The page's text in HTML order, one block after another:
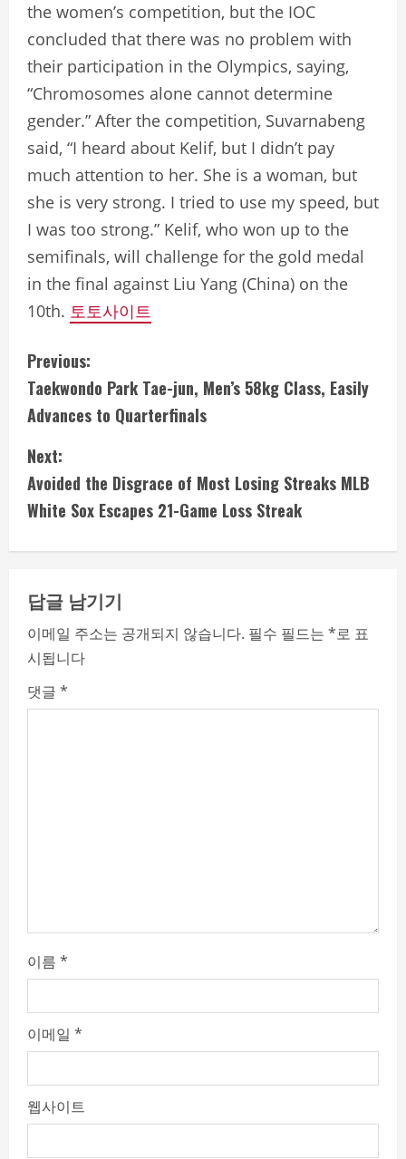
the women’s competition, but the IOC
concluded that there was no problem with
their participation in the Olympics, saying,
“Chromosomes alone cannot determine
gender.” After the competition, Suvarnabeng
said, “I heard about Kelif, but I didn’t pay
much attention to her. She is a woman, but
she is very strong. I tried to use my speed, but
I was too strong.” Kelif, who won up to the
semifinals, will challenge for the gold medal
in the final against Liu Yang (China) on the
10th. 토토사이트
C
o
n
t
i
n
u
e
R
e
Previous:
Taekwondo Park Tae-jun, Men’s 58kg Class, Easily
Advances to Quarterfinals
Next:
Avoided the Disgrace of Most Losing Streaks MLB
White Sox Escapes 21-Game Loss Streak
답글 남기기
이메일 주소는 공개되지 않습니다. 필수 필드는 *로 표
시됩니다
댓글 *
이름 *
이메일 *
웹사이트